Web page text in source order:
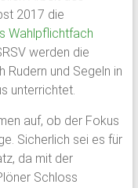
2017 die
Wahlpflichtfach
werden die
Rudern und Segeln in
unterrichtet.
auf, ob der Fokus
Sicherlich sei es für
da mit der
Schloss